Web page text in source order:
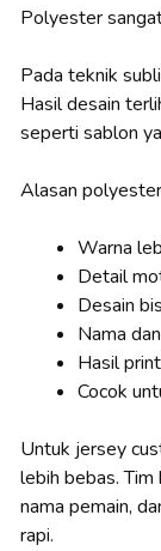
Polyester
Pada teknik
Hasil desain
seperti sablon
Alasan
Warna
Detail
Desain
Nama
Hasil
Cocok
Untuk jersey
lebih bebas.
nama pemain,
rapi.